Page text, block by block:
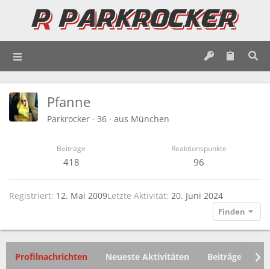
Pfanne
Parkrocker · 36 · aus München
Beiträge
418
Reaktionspunkte
96
Registriert 12. Mai 2009Letzte Aktivität 20. Juni 2024
Finden
Profilnachrichten Neueste Aktivitäten Beiträge